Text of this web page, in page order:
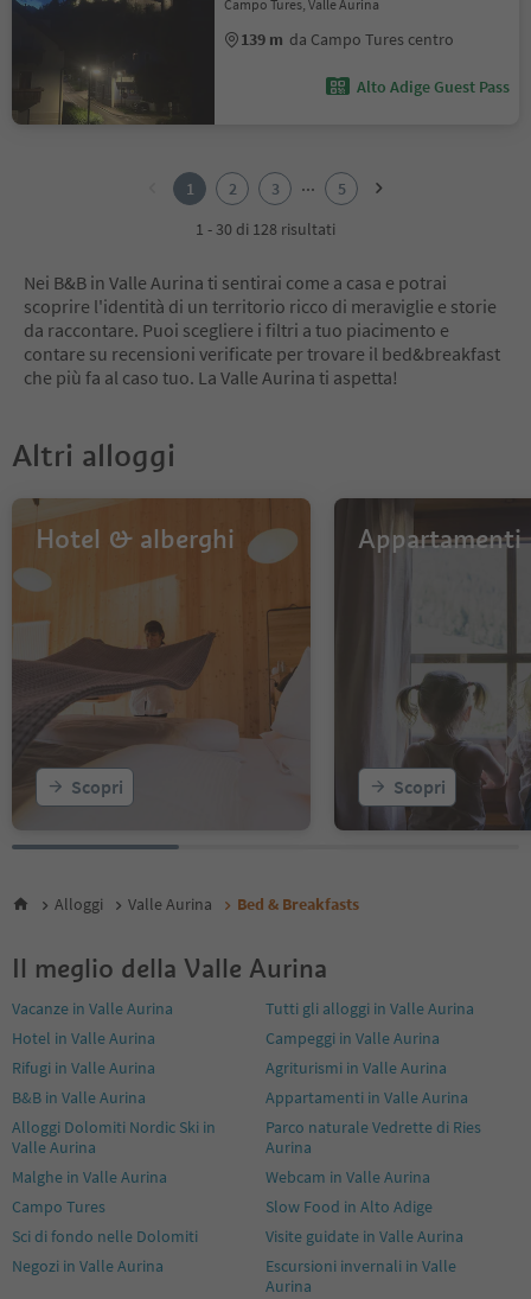
Campo Tures, Valle Aurina
139 m da Campo Tures centro
Alto Adige Guest Pass
1 2 3 ...
5
1 - 30 di 128 risultati
Nei B&B in Valle Aurina ti sentirai come a casa e potrai
scoprire l'identità di un territorio ricco di meraviglie e storie
da raccontare. Puoi scegliere i filtri a tuo piacimento e
contare su recensioni verificate per trovare il bed&breakfast
che più fa al caso tuo. La Valle Aurina ti aspetta!
Altri alloggi
Hotel & alberghi
Scopri
Appartamenti
Scopri
Alloggi Valle Aurina Bed & Breakfasts
Il meglio della Valle Aurina
Vacanze in Valle Aurina
Tutti gli alloggi in Valle Aurina
Hotel in Valle Aurina
Campeggi in Valle Aurina
Rifugi in Valle Aurina
Agriturismi in Valle Aurina
B&B in Valle Aurina
Appartamenti in Valle Aurina
Alloggi Dolomiti Nordic Ski in
Valle Aurina
Parco naturale Vedrette di Ries
Aurina
Malghe in Valle Aurina
Webcam in Valle Aurina
Campo Tures
Slow Food in Alto Adige
Sci di fondo nelle Dolomiti
Visite guidate in Valle Aurina
Negozi in Valle Aurina
Escursioni invernali in Valle
Aurina